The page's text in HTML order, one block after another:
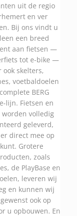
uit de regio
en ver
Bij ons vindt u
een breed
aan fietsen —
tot e-bike —
ook skelters,
voetbaldoelen
BERG
lijn. Fietsen en
worden volledig
geleverd,
direct mee op
Grotere
zoals
de PlayBase en
leveren wij
en kunnen wij
ook op
u opbouwen. En